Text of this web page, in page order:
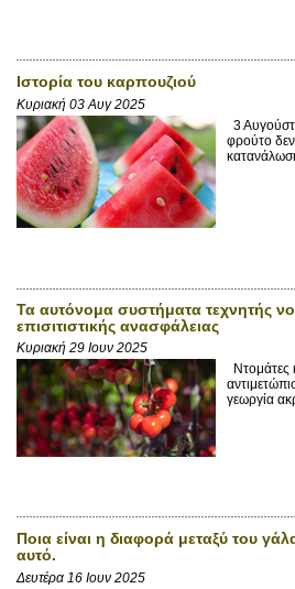
Ιστορία του καρπουζιού
Κυριακή 03 Αυγ 2025
3
φρούτο δεν
Τα αυτόνομα συστήματα τεχνητής
επισιτιστικής ανασφάλειας
Κυριακή 29 Ιουν 2025
Ντομάτες
γεωργία
Ποια είναι η διαφορά μεταξύ του
αυτό.
Δευτέρα 16 Ιουν 2025